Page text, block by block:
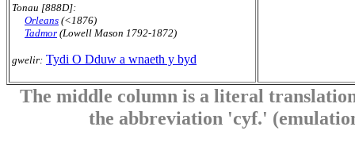
Tonau [888D]:
Orleans (<1876)
Tadmor (Lowell Mason 1792-1872)
gwelir: Tydi O Dduw a wnaeth y byd
The middle column is a literal
the abbreviation 'cyf.'